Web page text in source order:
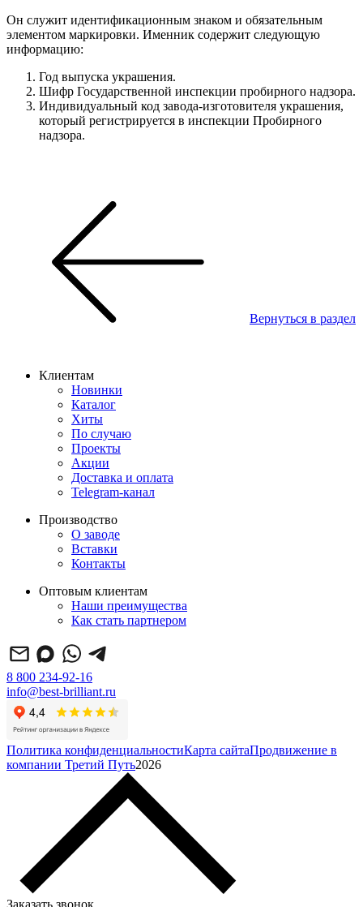
Он служит идентификационным знаком и обязательным
элементом маркировки. Именник содержит следующую
информацию:
Год выпуска украшения.
Шифр Государственной инспекции пробирного надзора.
Индивидуальный код завода-изготовителя украшения,
который регистрируется в инспекции Пробирного
надзора.
Вернуться в раздел
Клиентам
Новинки
Каталог
Хиты
По случаю
Проекты
Акции
Доставка и оплата
Telegram-канал
Производство
О заводе
Вставки
Контакты
Оптовым клиентам
Наши преимущества
Как стать партнером
8 800 234-92-16
info@best-brilliant.ru
Политика конфиденциальностиКарта сайтаПродвижение в
компании Третий Путь2026
Заказать звонок